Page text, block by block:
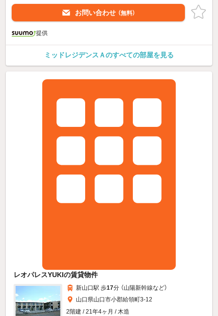
お問い合わせ （無料）
提供
ミッドレジデンスＡのすべての部屋を見る
レオパレスYUKIの賃貸物件
新山口駅 歩17分 （山陽新幹線など）
山口県山口市小郡給領町3-12
2階建 / 21年4ヶ月 / 木造